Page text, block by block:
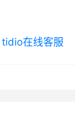
tidio在线客服